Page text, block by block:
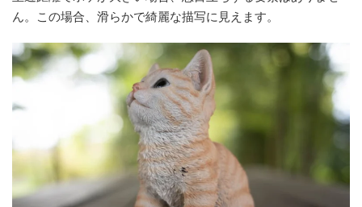
ん。この場合、滑らかで綺麗な描写に見えます。